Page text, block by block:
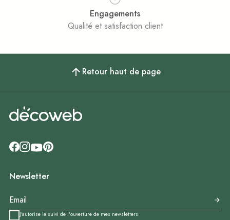
Engagements
Qualité et satisfaction client
Retour haut de page
Newsletter
J'autorise le suivi de l'ouverture de mes newsletters.